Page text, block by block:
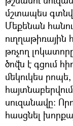
մշտապես
Մեքենան
ուղղաթիռային
թռչող
ծովն է գցում
մեկուկես
սուզանավը:
հասցնել